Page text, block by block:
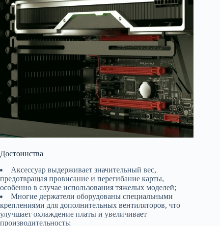
Достоинства
Аксессуар выдерживает значительный вес,
предотвращая провисание и перегибание карты,
особенно в случае использования тяжелых моделей;
Многие держатели оборудованы специальными
креплениями для дополнительных вентиляторов, что
улучшает охлаждение платы и увеличивает
производительность;